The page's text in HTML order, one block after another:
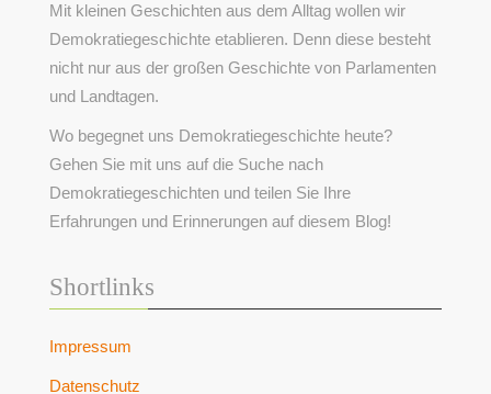
Mit kleinen Geschichten aus dem Alltag wollen wir
Demokratiegeschichte etablieren. Denn diese besteht
nicht nur aus der großen Geschichte von Parlamenten
und Landtagen.
Wo begegnet uns Demokratiegeschichte heute?
Gehen Sie mit uns auf die Suche nach
Demokratiegeschichten und teilen Sie Ihre
Erfahrungen und Erinnerungen auf diesem Blog!
Shortlinks
Impressum
Datenschutz